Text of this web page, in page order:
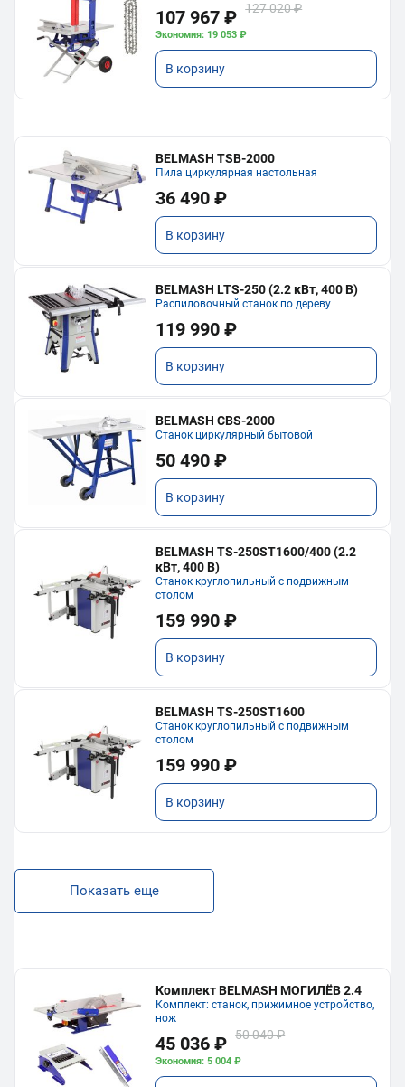
107 967 ₽ 127 020 ₽
Экономия: 19 053 ₽
В корзину
BELMASH TSB-2000
Пила циркулярная настольная
36 490 ₽
В корзину
BELMASH LTS-250 (2.2 кВт, 400 В)
Распиловочный станок по дереву
119 990 ₽
В корзину
BELMASH CBS-2000
Станок циркулярный бытовой
50 490 ₽
В корзину
BELMASH TS-250ST1600/400 (2.2
кВт, 400 В)
Станок круглопильный с подвижным
столом
159 990 ₽
В корзину
BELMASH TS-250ST1600
Станок круглопильный с подвижным
столом
159 990 ₽
В корзину
Показать еще
Комплект BELMASH МОГИЛЁВ 2.4
Комплект: станок, прижимное устройство,
нож
45 036 ₽ 50 040 ₽
Экономия: 5 004 ₽